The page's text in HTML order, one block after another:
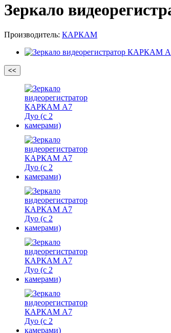
Зеркало
Производитель: КАРКАМ
<<